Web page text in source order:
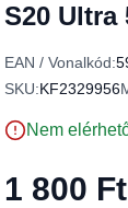
S20
EAN / Vonalkód:
SKU:KF2329956
Nem
1 800 Ft